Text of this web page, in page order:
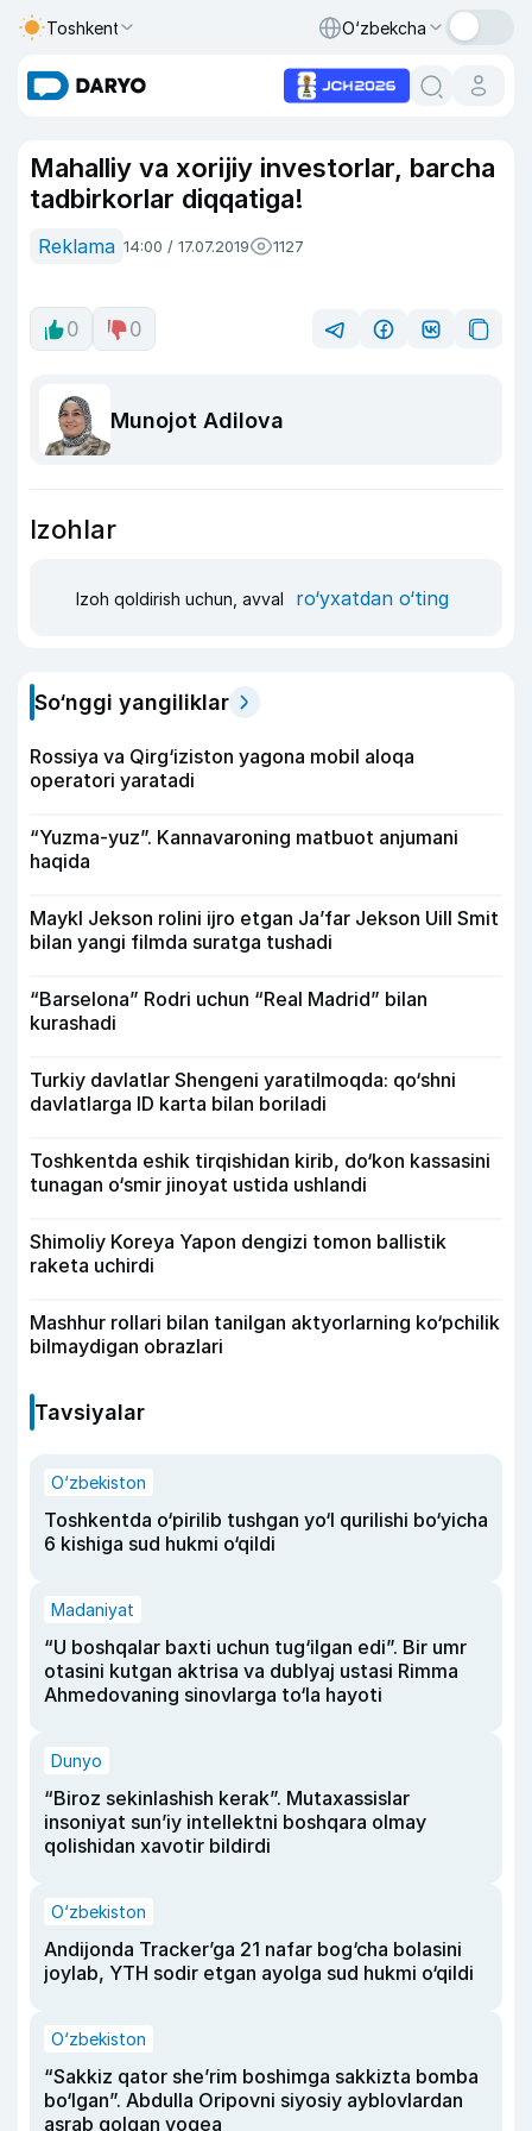
Toshkent O‘zbekcha
Mahalliy va xorijiy investorlar, barcha
tadbirkorlar diqqatiga!
Reklama 14:00 / 17.07.2019 1127
0 0
Munojot Adilova
Izohlar
Izoh qoldirish uchun, avval ro‘yxatdan o‘ting
So‘nggi yangiliklar
Rossiya va Qirg‘iziston yagona mobil aloqa
operatori yaratadi
“Yuzma-yuz”. Kannavaroning matbuot anjumani
haqida
Maykl Jekson rolini ijro etgan Ja’far Jekson Uill Smit
bilan yangi filmda suratga tushadi
“Barselona” Rodri uchun “Real Madrid” bilan
kurashadi
Turkiy davlatlar Shengeni yaratilmoqda: qo‘shni
davlatlarga ID karta bilan boriladi
Toshkentda eshik tirqishidan kirib, do‘kon kassasini
tunagan o‘smir jinoyat ustida ushlandi
Shimoliy Koreya Yapon dengizi tomon ballistik
raketa uchirdi
Mashhur rollari bilan tanilgan aktyorlarning ko‘pchilik
bilmaydigan obrazlari
Tavsiyalar
O‘zbekiston
Toshkentda o‘pirilib tushgan yo‘l qurilishi bo‘yicha
6 kishiga sud hukmi o‘qildi
Madaniyat
“U boshqalar baxti uchun tug‘ilgan edi”. Bir umr
otasini kutgan aktrisa va dublyaj ustasi Rimma
Ahmedovaning sinovlarga to‘la hayoti
Dunyo
“Biroz sekinlashish kerak”. Mutaxassislar
insoniyat sun’iy intellektni boshqara olmay
qolishidan xavotir bildirdi
O‘zbekiston
Andijonda Tracker’ga 21 nafar bog‘cha bolasini
joylab, YTH sodir etgan ayolga sud hukmi o‘qildi
O‘zbekiston
“Sakkiz qator she’rim boshimga sakkizta bomba
bo‘lgan”. Abdulla Oripovni siyosiy ayblovlardan
asrab qolgan voqea